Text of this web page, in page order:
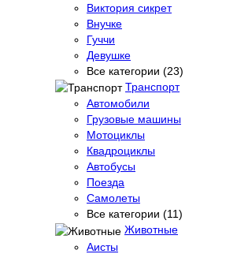
Виктория сикрет
Внучке
Гуччи
Девушке
Все категории (23)
Транспорт
Автомобили
Грузовые машины
Мотоциклы
Квадроциклы
Автобусы
Поезда
Самолеты
Все категории (11)
Животные
Аисты